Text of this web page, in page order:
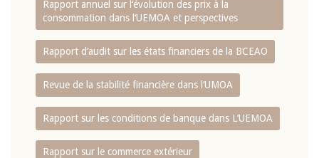
Rapport annuel sur l‘évolution des prix à la
consommation dans l‘UEMOA et perspectives
Rapport d‘audit sur les états financiers de la BCEAO
Revue de la stabilité financière dans l‘UMOA
Rapport sur les conditions de banque dans L‘UEMOA
Rapport sur le commerce extérieur